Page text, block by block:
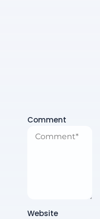
Comment
Website